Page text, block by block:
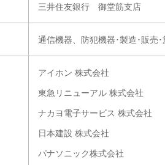
三井住友銀行 御堂筋支店
通信機器、防犯機器･製造･販売･
アイホン 株式会社
東急リニューアル 株式会社
ナカヨ電子サービス 株式会社
日本建設 株式会社
パナソニック株式会社